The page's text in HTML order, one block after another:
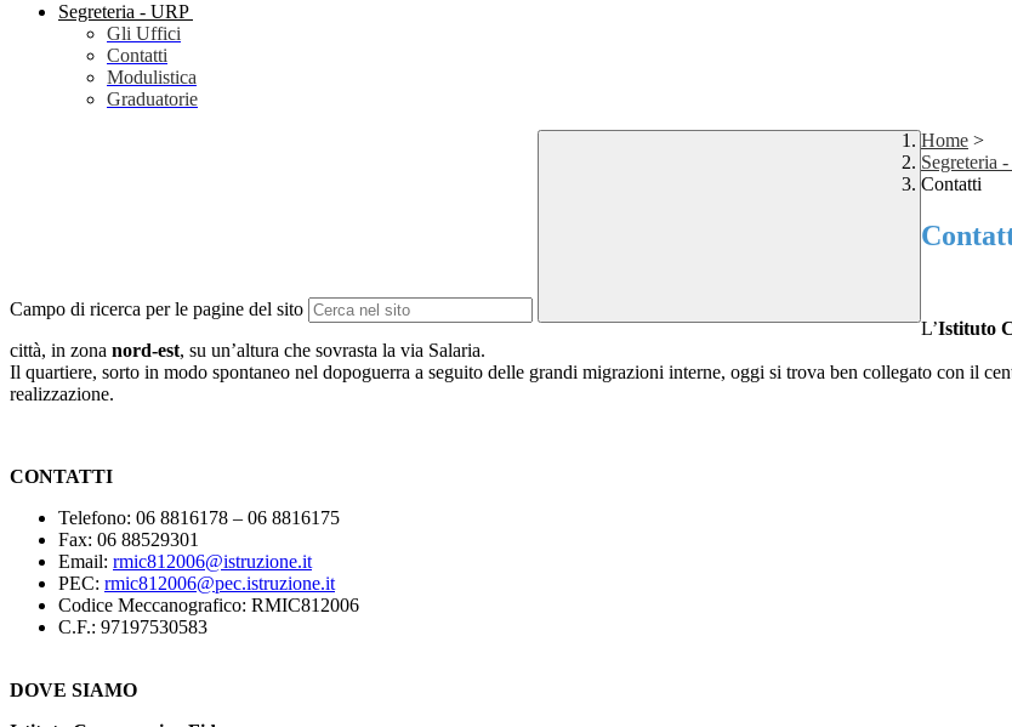
Segreteria - URP
Gli Uffici
Contatti
Modulistica
Graduatorie
Campo di ricerca per le pagine del sito
Home >
Segreteria
Contatti
L’Istituto
città, in zona nord-est, su un’altura che sovrasta la via Salaria.
Il quartiere, sorto in modo spontaneo nel dopoguerra a seguito delle grandi migrazioni interne, oggi si trova ben collegato con il
realizzazione.
CONTATTI
Telefono: 06 8816178 – 06 8816175
Fax: 06 88529301
Email: rmic812006@istruzione.it
PEC: rmic812006@pec.istruzione.it
Codice Meccanografico: RMIC812006
C.F.: 97197530583
DOVE SIAMO